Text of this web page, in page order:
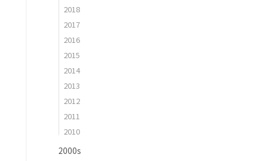
2018
2017
2016
2015
2014
2013
2012
2011
2010
2000s